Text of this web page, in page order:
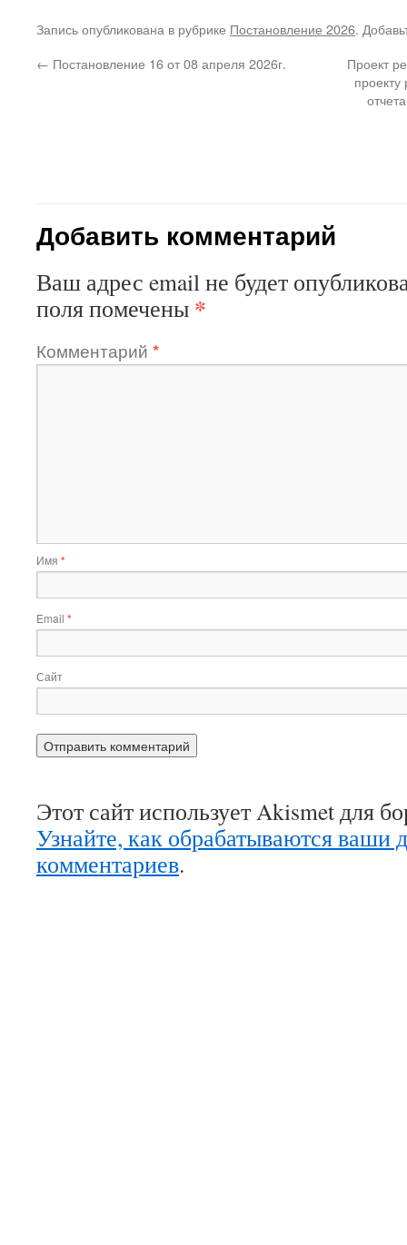
Запись опубликована в рубрике Постановление 2026.
← Постановление 16 от 08 апреля 2026г.
Проект
Добавить комментарий
Ваш адрес email не будет
поля помечены *
Комментарий *
Имя *
Email *
Сайт
Этот сайт использует Akismet для
Узнайте, как обрабатываются ваши
комментариев.